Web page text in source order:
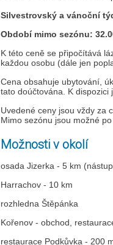
Silvestrovský a vánoční
Období mimo sezónu:
K této ceně se připočítává
každou osobu (dále jen
Cena obsahuje ubytování,
tato doúčtována. K dispozici
Uvedené ceny jsou vždy za
Mimo sezónu jsou možné
Možnosti v okolí
osada Jizerka - 5 km
Harrachov - 10 km
rozhledna Štěpánka
Kořenov - obchod,
restaurace Podkůvka - 200